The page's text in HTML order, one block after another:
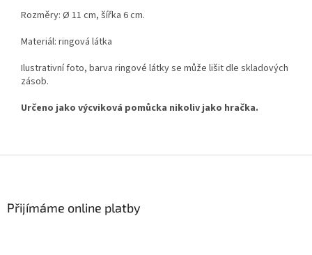
Rozměry: Ø 11 cm, šířka 6 cm.
Materiál: ringová látka
Ilustrativní foto, barva ringové látky se může lišit dle skladových
zásob.
Určeno jako výcviková pomůcka nikoliv jako hračka.
Přijímáme online platby